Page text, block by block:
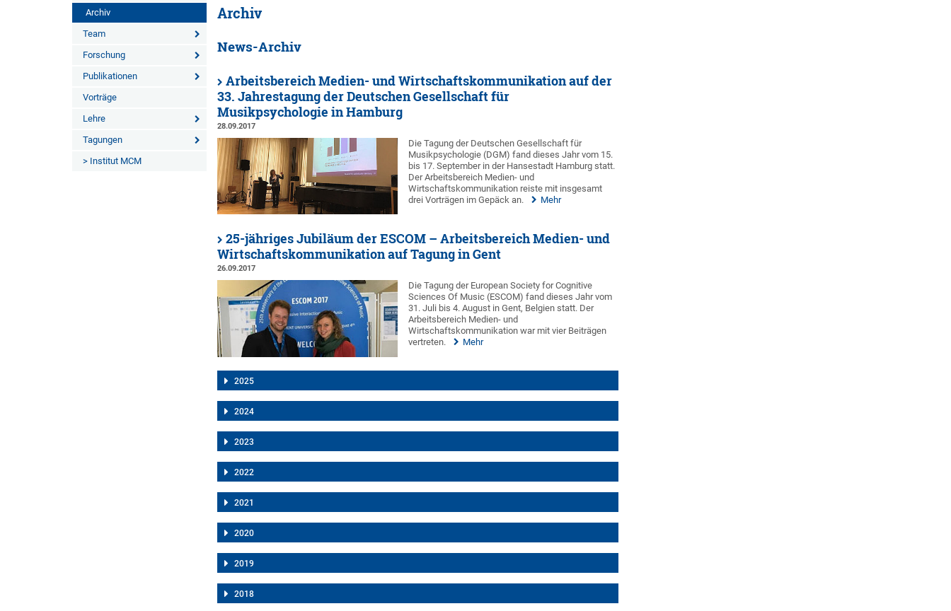
Archiv
Team
Forschung
Publikationen
Vorträge
Lehre
Tagungen
> Institut MCM
Archiv
News-Archiv
Arbeitsbereich Medien- und Wirtschaftskommunikation auf der
33. Jahrestagung der Deutschen Gesellschaft für
Musikpsychologie in Hamburg
28.09.2017
Die Tagung der Deutschen Gesellschaft für
Musikpsychologie (DGM) fand dieses Jahr vom 15.
bis 17. September in der Hansestadt Hamburg statt.
Der Arbeitsbereich Medien- und
Wirtschaftskommunikation reiste mit insgesamt
drei Vorträgen im Gepäck an.
Mehr
25-jähriges Jubiläum der ESCOM – Arbeitsbereich Medien- und
Wirtschaftskommunikation auf Tagung in Gent
26.09.2017
Die Tagung der European Society for Cognitive
Sciences Of Music (ESCOM) fand dieses Jahr vom
31. Juli bis 4. August in Gent, Belgien statt. Der
Arbeitsbereich Medien- und
Wirtschaftskommunikation war mit vier Beiträgen
vertreten.
Mehr
2025
2024
2023
2022
2021
2020
2019
2018